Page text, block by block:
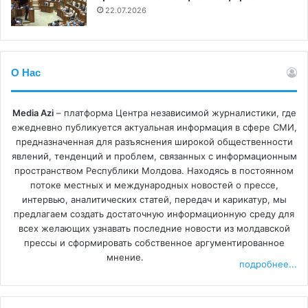
Когда я попал в IPN, я понял, что работа в агентстве это
не комфортный поток, а постоянное напряжение,
агентства не устарели, а стали последней линией
обороны между фактом и хаосом.
Информационные агентства нужны не всем. Они не для
тех, кто заходит почитать новости украденные на
других ресурсах. Агентства нужны тем, кто принимает
решения, кто думает и хочет понимать реальность.
Руководить информационным агентством в эпоху
соцсетей сложно не только профессионально, но и
финансово. Агентства плохо вписываются в логику
рынка традиционных медиа. Мы не живём за счёт
кликов и вирусности, но и не можем существовать на
22.07.2026
О Нас
Media Azi– платформа Центра независимой журналистики, где
ежедневно публикуется актуальная информация в сфере СМИ,
предназначенная для разъяснения широкой общественности
явлений, тенденций и проблем, связанных с информационным
пространством Республики Молдова. Находясь в постоянном
потоке местных и международных новостей о прессе,
интервью, аналитических статей, передач и карикатур, мы
предлагаем создать достаточную информационную среду для
всех желающих узнавать последние новости из молдавской
прессы и сформировать собственное аргументированное
мнение.
подробнее...